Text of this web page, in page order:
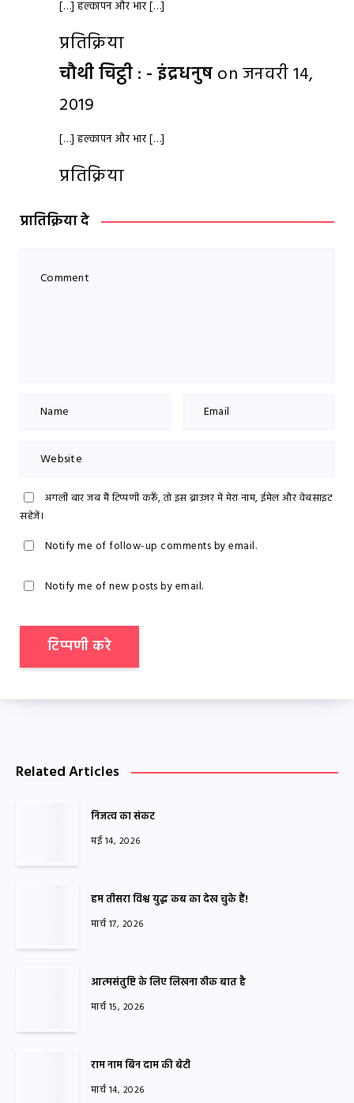
[…] हल्कापन और भार […]
प्रतिक्रिया
चौथी चिट्ठी : - इंद्रधनुष on जनवरी 14,
2019
[…] हल्कापन और भार […]
प्रतिक्रिया
प्रातिक्रिया दे
अगली बार जब मैं टिप्पणी करूँ, तो इस ब्राउज़र में मेरा नाम, ईमेल और वेबसाइट
सहेजें।
Notify me of follow-up comments by email.
Notify me of new posts by email.
Related Articles
निजत्व का संकट
मई 14, 2026
हम तीसरा विश्व युद्ध कब का देख चुके हैं!
मार्च 17, 2026
आत्मसंतुष्टि के लिए लिखना ठीक बात है
मार्च 15, 2026
राम नाम बिन दाम की बेटी
मार्च 14, 2026